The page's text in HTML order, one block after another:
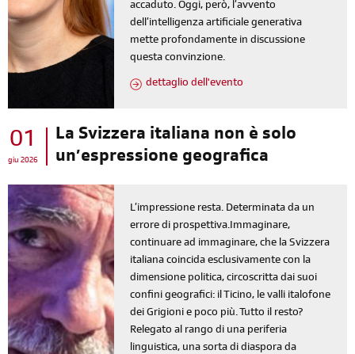
accaduto. Oggi, però, l’avvento
dell’intelligenza artificiale generativa
mette profondamente in discussione
questa convinzione.
dettaglio dell'evento
01
giu 2026
La Svizzera italiana non è solo
un’espressione geografica
L’impressione resta. Determinata da un
errore di prospettiva.Immaginare,
continuare ad immaginare, che la Svizzera
italiana coincida esclusivamente con la
dimensione politica, circoscritta dai suoi
confini geografici: il Ticino, le valli italofone
dei Grigioni e poco più. Tutto il resto?
Relegato al rango di una periferia
linguistica, una sorta di diaspora da